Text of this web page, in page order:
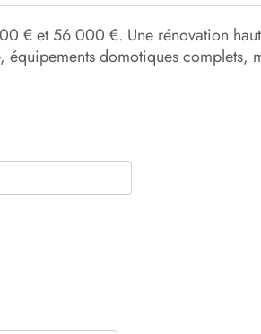
€ et 56 000 €. Une rénovation
domotiques complets,